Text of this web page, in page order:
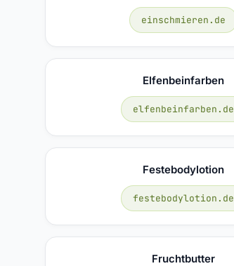
einschmieren.de
Elfenbeinfarben
elfenbeinfarben.de
Festebodylotion
festebodylotion.de
Fruchtbutter